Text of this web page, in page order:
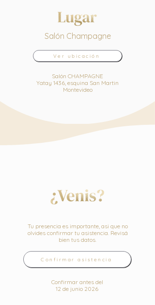
Salón Champagne
Ver ubicación
Salón CHAMPAGNE
Yatay 1436, esquina San Martin
Montevideo
Tu presencia es importante, asi que no
olvides confirmar tu asistencia. Revisá
bien tus datos.
Confirmar asistencia
Confirmar antes del
12 de junio 2026